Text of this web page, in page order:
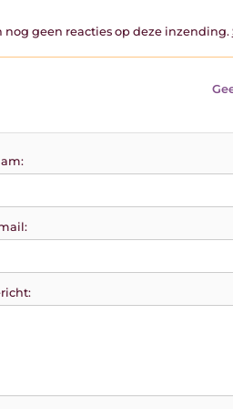
nog geen reacties op deze inzending.